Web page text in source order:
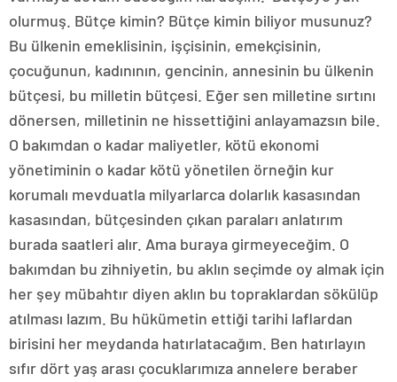
olurmuş. Bütçe kimin? Bütçe kimin biliyor musunuz?
Bu ülkenin emeklisinin, işçisinin, emekçisinin,
çocuğunun, kadınının, gencinin, annesinin bu ülkenin
bütçesi, bu milletin bütçesi. Eğer sen milletine sırtını
dönersen, milletinin ne hissettiğini anlayamazsın bile.
O bakımdan o kadar maliyetler, kötü ekonomi
yönetiminin o kadar kötü yönetilen örneğin kur
korumalı mevduatla milyarlarca dolarlık kasasından
kasasından, bütçesinden çıkan paraları anlatırım
burada saatleri alır. Ama buraya girmeyeceğim. O
bakımdan bu zihniyetin, bu aklın seçimde oy almak için
her şey mübahtır diyen aklın bu topraklardan sökülüp
atılması lazım. Bu hükümetin ettiği tarihi laflardan
birisini her meydanda hatırlatacağım. Ben hatırlayın
sıfır dört yaş arası çocuklarımıza annelere beraber